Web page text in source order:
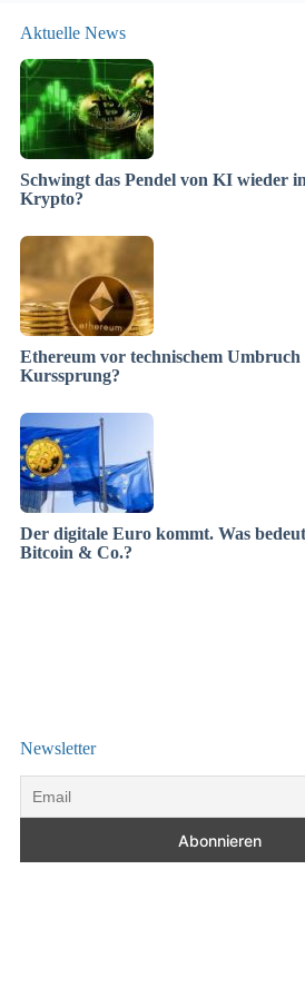
Aktuelle News
Schwingt das Pendel von KI wieder
Krypto?
Ethereum vor technischem Umbruch
Kurssprung?
Der digitale Euro kommt. Was
Bitcoin & Co.?
Newsletter